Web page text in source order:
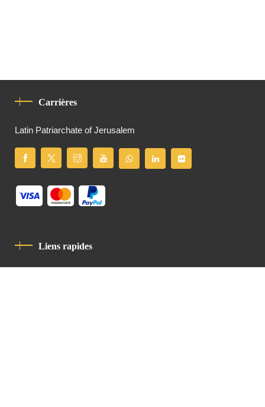
Carrières
Latin Patriarchate of Jerusalem
Liens rapides